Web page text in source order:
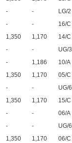
- - LG/2
- - 16/C
1,350 1,170 14/C
- - UG/
- 1,186 10/A
1,350 1,170 05/C
- - UG/
1,350 1,170 15/C
- - 06/A
- - UG/
1,350 1,170 06/C